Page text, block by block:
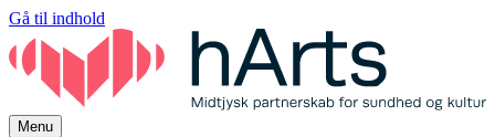
Gå til indhold
Menu